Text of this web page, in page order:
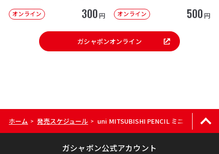
オンライン 300 円 オンライン 500 円
ガシャポンオンライン
ホーム > 発売スケジュール > uni MITSUBISHI PENCIL ミニチュアチャ
ガシャポン公式アカウント